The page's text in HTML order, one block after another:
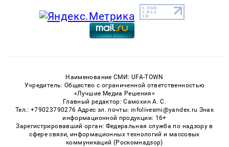
Наименование СМИ: UFA-TOWN
Учредитель: Общество с ограниченной ответственностью
«Лучшие Медиа Решения»
Главный редактор: Самохин А. С.
Тел.: +79023790276 Адрес эл. почты: infolivesmi@yandex.ru Знак
информационной продукции: 16+
Зарегистрировавший орган: Федеральная служба по надзору в
сфере связи, информационных технологий и массовых
коммуникаций (Роскомнадзор)